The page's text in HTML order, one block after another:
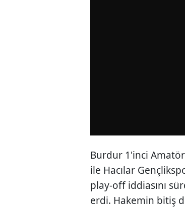
Burdur 1'inci
ile Hacılar
play-off iddiasını
erdi. Hakemin bitiş